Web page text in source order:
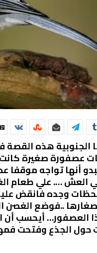
هذه القصة
عصفورة صغيرة
أنها تواجه موقفا
…. علي طعام
وجده فانقض
..فوضع الغصن
العصفور… أيحسب أن
حول الجذع وفتحت